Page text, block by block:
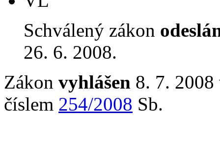
Schválený zákon
26. 6. 2008.
Zákon vyhlášen 8. 7. 2008
číslem 254/2008 Sb.